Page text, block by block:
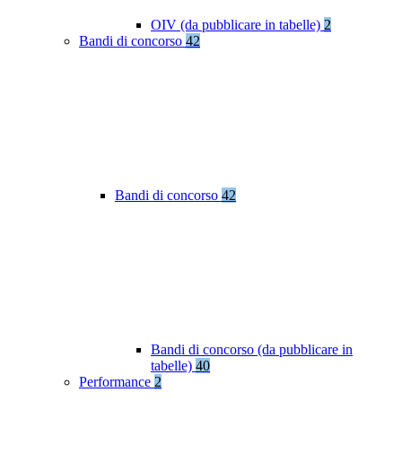
OIV (da pubblicare in tabelle) 2
Bandi di concorso 42
Bandi di concorso 42
Bandi di concorso (da pubblicare in
tabelle) 40
Performance 2